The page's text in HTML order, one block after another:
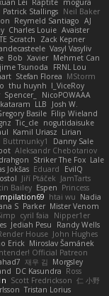
Lei Raptite mogura
Patrick Stallings Neil Baker
Reymeld Santiago AJ
Charles Louie Avaister
Scratch
Zack Kepner
Vasyl Vasyliv
Bob Xavier Mehmet Can
Tsunoda
FRNL Lou
Stefan Florea MStorm
thu huynh I_ViceRoy
Spencer_
NicoPOWAAA
LLB
Josh W.
Basile Filip Wieland
Tic_cle nogutidaisuke
Kamil Uriasz Lirian
Buttmunky1
Danny Sale
Aleksandr Chebotariov
Striker The Fox Lale
Jokšas Eduard
EvilQ
Jiří Ptáček JamTarts
Bailey Espen Princess
htai wu Nadia
S Parker Mister Venom
cyril faia
Nipper1er
Jediah Pesu
Randy Wells
House John Hughes
Erick Miroslav Šamánek
Official Patreon
재우 김 Morgsley
DC Kasundra Ross
Scott Fredrickson 仁 小野
Tristan Lorius